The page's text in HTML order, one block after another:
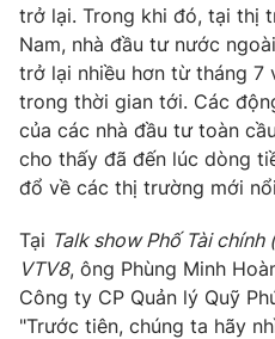
Emagazine
Photo
Video
VTV Money
VTV Sức khoẻ
trở lại. Trong khi đó, tại thị
Nam, nhà đầu tư nước
trở lại nhiều hơn từ tháng
trong thời gian tới. Các
của các nhà đầu tư toàn
cho thấy đã đến lúc dòng
đổ về các thị trường mới
Tại Talk show Phố Tài
VTV8, ông Phùng Minh
Công ty CP Quản lý Quỹ
"Trước tiên, chúng ta hãy